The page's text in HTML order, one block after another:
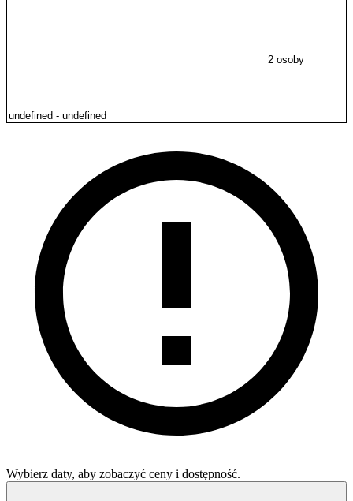
2 osoby
Wybierz daty, aby zobaczyć ceny i dostępność.